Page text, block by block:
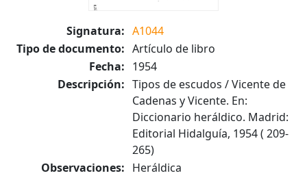
Signatura: A1044
Tipo de documento: Artículo de libro
Fecha: 1954
Descripción: Tipos de escudos / Vicente de
Cadenas y Vicente. En:
Diccionario heráldico. Madrid:
Editorial Hidalguía, 1954 ( 209-
265)
Observaciones: Heráldica